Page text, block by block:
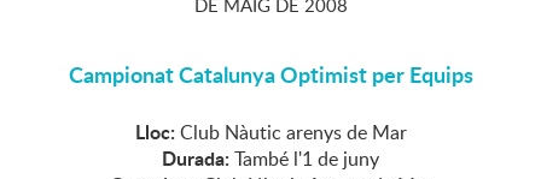
DE MAIG DE 2008
Campionat Catalunya Optimist per Equips
Lloc: Club Nàutic arenys de Mar
Durada: També l'1 de juny